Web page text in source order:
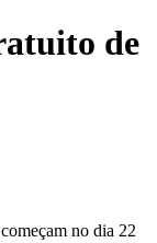
de
no dia 22